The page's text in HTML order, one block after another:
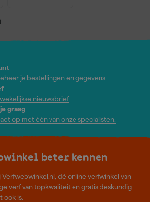
je bestellingen en gegevens
nieuwsbrief
graag
op met één van onze specialisten.
beter kennen
Verfwebwinkel.nl, dé online verfwinkel van
verf van topkwaliteit en gratis deskundig
ook is.